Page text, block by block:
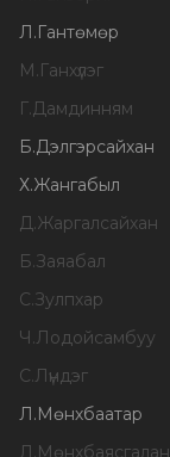
Л.Гантөмөр
М.Ганхүлэг
Г.Дамдинням
Б.Дэлгэрсайхан
Х.Жангабыл
Д.Жаргалсайхан
Б.Заяабал
С.Зулпхар
Ч.Лодойсамбуу
С.Лүндэг
Л.Мөнхбаатар
Л.Мөнхбаясгалан